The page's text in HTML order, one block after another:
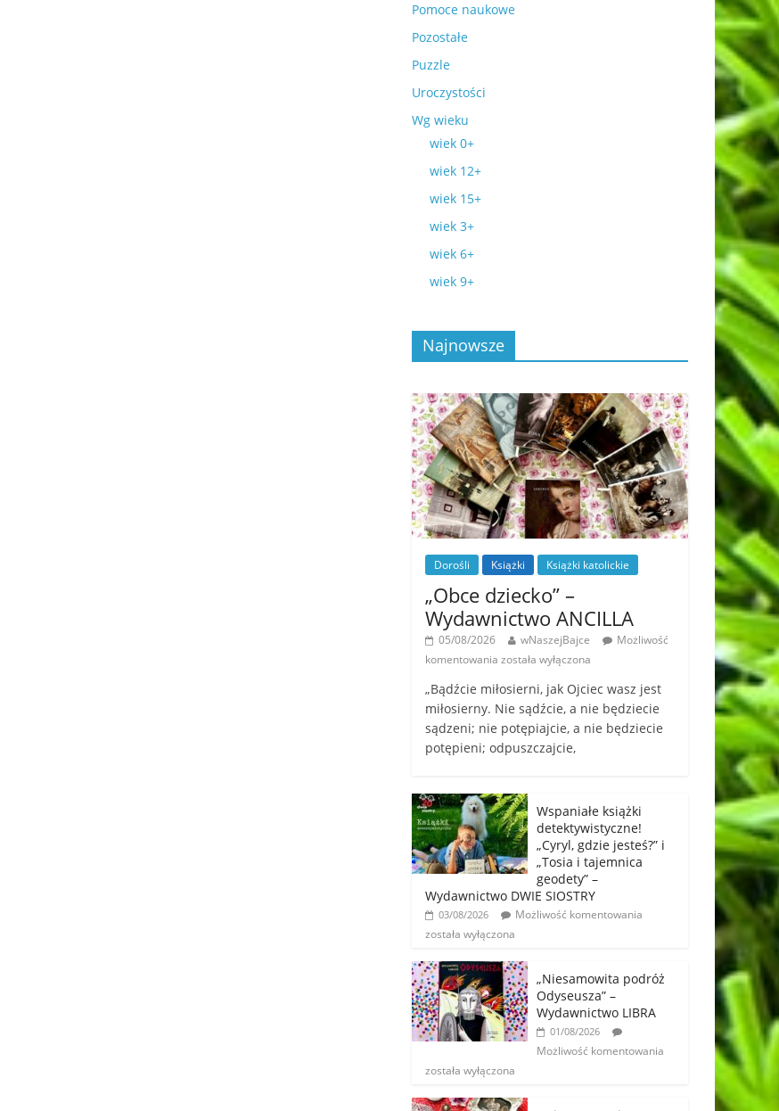
Pomoce naukowe
Pozostałe
Puzzle
Uroczystości
Wg wieku
wiek 0+
wiek 12+
wiek 15+
wiek 3+
wiek 6+
wiek 9+
Najnowsze
Dorośli Książki Książki katolickie
„Obce dziecko” –
Wydawnictwo ANCILLA
05/08/2026 wNaszejBajce
Możliwość
komentowania została wyłączona
„Bądźcie miłosierni, jak Ojciec wasz jest
miłosierny. Nie sądźcie, a nie będziecie
sądzeni; nie potępiajcie, a nie będziecie
potępieni; odpuszczajcie,
Wspaniałe książki
detektywistyczne!
„Cyryl, gdzie jesteś?” i
„Tosia i tajemnica
geodety” –
Wydawnictwo DWIE SIOSTRY
03/08/2026
Możliwość komentowania
została wyłączona
„Niesamowita podróż
Odyseusza” –
Wydawnictwo LIBRA
01/08/2026
Możliwość komentowania
została wyłączona